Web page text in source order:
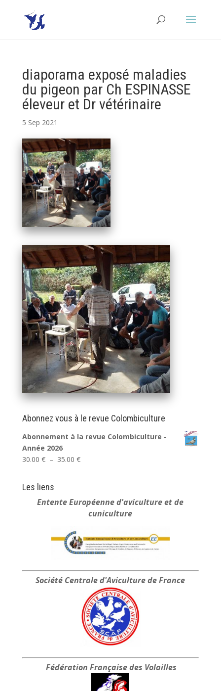
diaporama exposé maladies
du pigeon par Ch ESPINASSE
éleveur et Dr vétérinaire
5 Sep 2021
Abonnez vous à le revue Colombiculture
Abonnement à la revue Colombiculture -
Année 2026
30.00 € – 35.00 €Plage
à
35.00 €
Les liens
Entente Européenned'aviculture et de
cuniculture
Société Centraled'Aviculture de France
Fédération Française des Volailles